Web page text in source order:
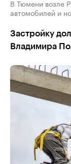
В Тюмени возле
автомобилей и
Застройку
Владимира